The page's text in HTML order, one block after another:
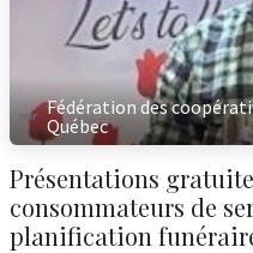
Fédération des
Québec
Présentations
consommateurs de
planification